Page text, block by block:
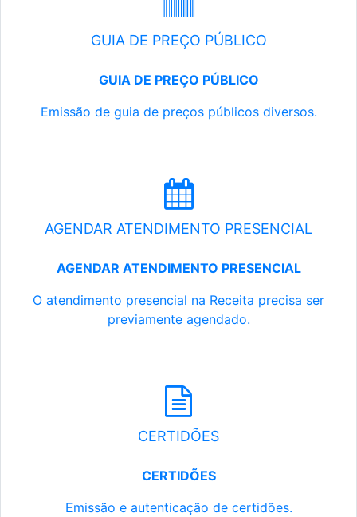
GUIA DE PREÇO PÚBLICO
GUIA DE PREÇO PÚBLICO
Emissão de guia de preços públicos diversos.
AGENDAR ATENDIMENTO PRESENCIAL
AGENDAR ATENDIMENTO PRESENCIAL
O atendimento presencial na Receita precisa ser
previamente agendado.
CERTIDÕES
CERTIDÕES
Emissão e autenticação de certidões.